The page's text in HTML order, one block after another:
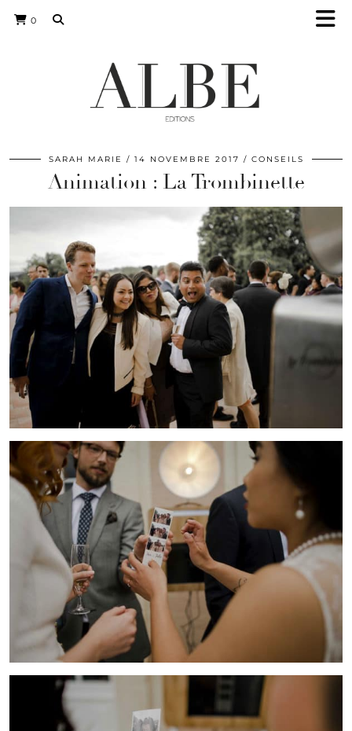
0
SARAH MARIE 14 NOVEMBRE 2017 CONSEILS
Animation : La Trombinette